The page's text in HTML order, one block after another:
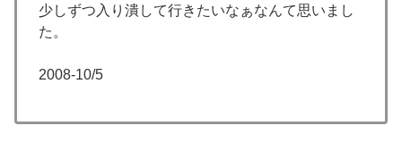
少しずつ入り潰して行きたいなぁなんて思いまし
た。
2008-10/5